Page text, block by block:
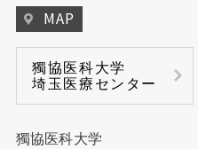
スポーツ医学センター
リプロダクションセンター
放射線部
MAP
獨協医科大学
埼玉医療センター
獨協医科大学